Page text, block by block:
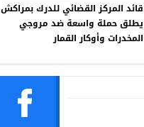
قائد المركز القضائي للدرك بمراكش
يطلق حملة واسعة ضد مروجي
المخدرات وأوكار القمار